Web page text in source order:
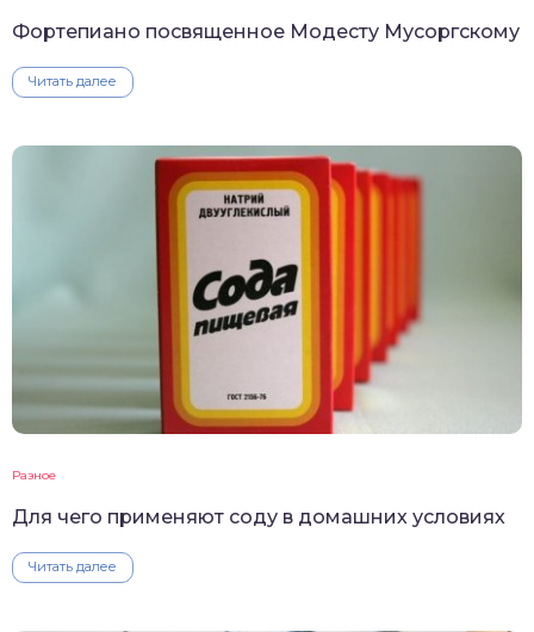
Фортепиано посвященное Модесту Мусоргскому
Читать далее
Разное
Для чего применяют соду в домашних условиях
Читать далее